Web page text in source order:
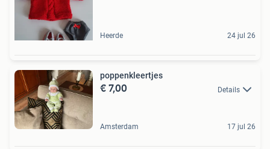
Heerde 24 jul 26
poppenkleertjes
€ 7,00 Details
Amsterdam 17 jul 26